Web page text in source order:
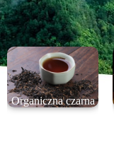
Organiczna czarna